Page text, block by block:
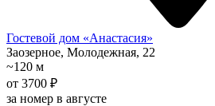
Гостевой дом «Анастасия»
Заозерное, Молодежная, 22
~120 м
от 3700 ₽
за номер в августе